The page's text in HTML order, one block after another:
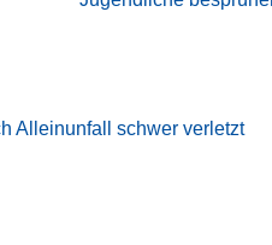
Alleinunfall schwer verletzt